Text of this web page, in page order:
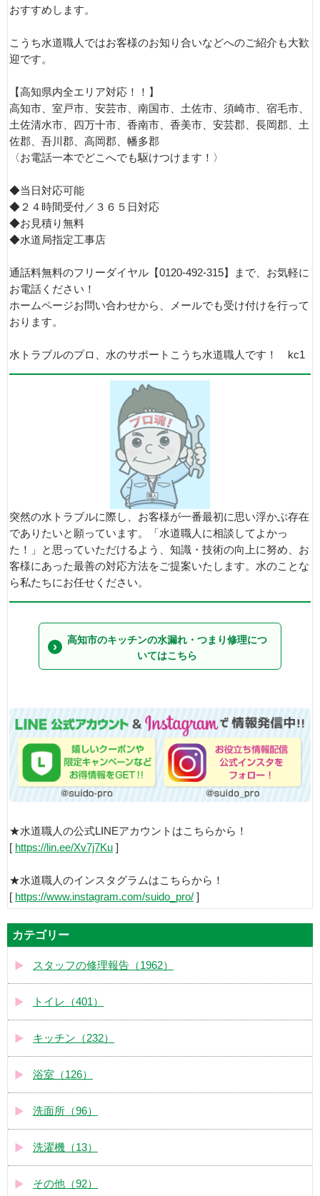
おすすめします。
こうち水道職人ではお客様のお知り合いなどへのご紹介も大歓
迎です。
【高知県内全エリア対応！！】
高知市、室戸市、安芸市、南国市、土佐市、須崎市、宿毛市、
土佐清水市、四万十市、香南市、香美市、安芸郡、長岡郡、土
佐郡、吾川郡、高岡郡、幡多郡
〈お電話一本でどこへでも駆けつけます！〉
◆当日対応可能
◆２４時間受付／３６５日対応
◆お見積り無料
◆水道局指定工事店
通話料無料のフリーダイヤル【0120-492-315】まで、お気軽に
お電話ください！
ホームページお問い合わせから、メールでも受け付けを行って
おります。
水トラブルのプロ、水のサポートこうち水道職人です！ kc1
突然の水トラブルに際し、お客様が一番最初に思い浮かぶ存在
でありたいと願っています。「水道職人に相談してよかっ
た！」と思っていただけるよう、知識・技術の向上に努め、お
客様にあった最善の対応方法をご提案いたします。水のことな
ら私たちにお任せください。
高知市のキッチンの水漏れ・つまり修理につ
いてはこちら
★水道職人の公式LINEアカウントはこちらから！
[ https://lin.ee/Xv7j7Ku ]
★水道職人のインスタグラムはこちらから！
[ https://www.instagram.com/suido_pro/ ]
カテゴリー
スタッフの修理報告（1962）
トイレ（401）
キッチン（232）
浴室（126）
洗面所（96）
洗濯機（13）
その他（92）